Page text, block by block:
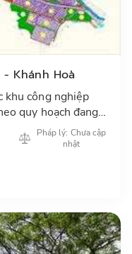
Khánh Hoà
khu công nghiệp
quy hoạch đang
nước đặc biệt
Pháp lý: Chưa cập
nhật